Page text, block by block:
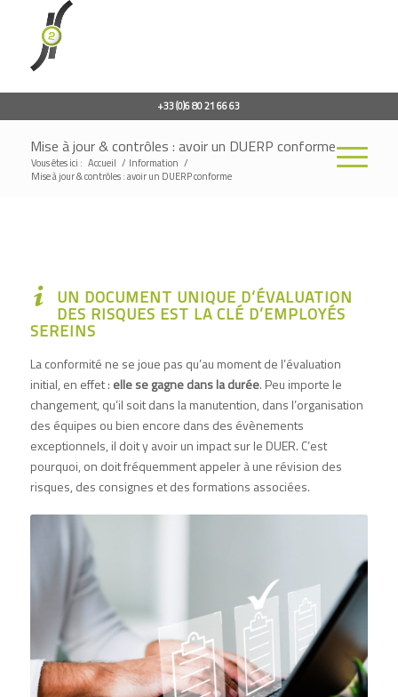
+33 (0)6 80 21 66 63
Mise à jour & contrôles : avoir un DUERP conforme
Vous êtes ici : Accueil / Information /
Mise à jour & contrôles : avoir un DUERP conforme
UN DOCUMENT UNIQUE D‘ÉVALUATION
DES RISQUES EST LA CLÉ D’EMPLOYÉS
SEREINS
La conformité ne se joue pas qu’au moment de l’évaluation
initial, en effet : elle se gagne dans la durée. Peu importe le
changement, qu’il soit dans la manutention, dans l’organisation
des équipes ou bien encore dans des évènements
exceptionnels, il doit y avoir un impact sur le DUER. C’est
pourquoi, on doit fréquemment appeler à une révision des
risques, des consignes et des formations associées.